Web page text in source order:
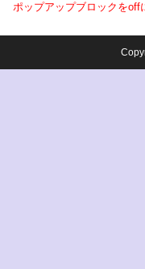
ポップアップブロックをoff